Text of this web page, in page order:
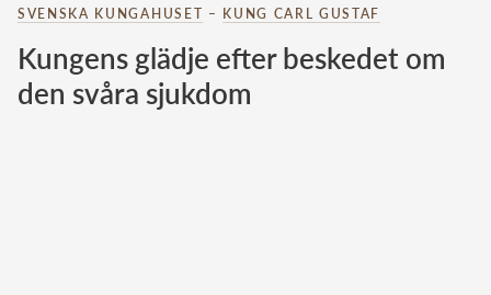
Svenska kungahuset
Brittiska kungahuset
Norska kungahuset
REDAKTION
SVENSKA KUNGAHUSET – KUNG CARL GUSTAF
Kungens glädje efter beskedet om
den svåra sjukdom